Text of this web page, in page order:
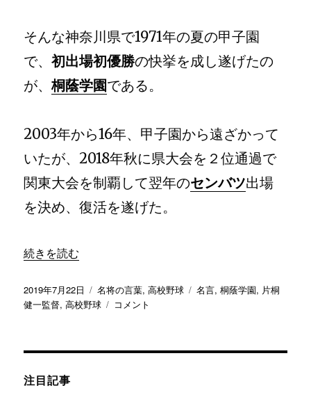
そんな神奈川県で1971年の夏の甲子園
で、初出場初優勝の快挙を成し遂げたの
が、桐蔭学園である。
2003年から16年、甲子園から遠ざかって
いたが、2018年秋に県大会を２位通過で
関東大会を制覇して翌年のセンバツ出場
を決め、復活を遂げた。
続きを読む
投
稿
2019年7月22日
カ
テ
ー
名将の言葉,高校野球
タ
名言,桐蔭学園, 片桐
健一監督,高校野球
「我々
戦
コメント
注目記事